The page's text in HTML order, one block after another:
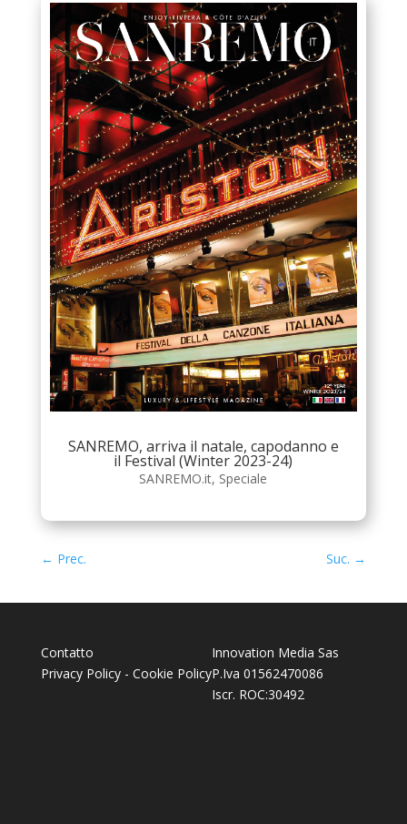
SANREMO, arriva il natale, capodanno e
il Festival (Winter 2023-24)
SANREMO.it, Speciale
← Prec. Suc. →
Contatto
Privacy Policy- Cookie Policy
Innovation Media Sas
P.Iva 01562470086
Iscr. ROC:30492